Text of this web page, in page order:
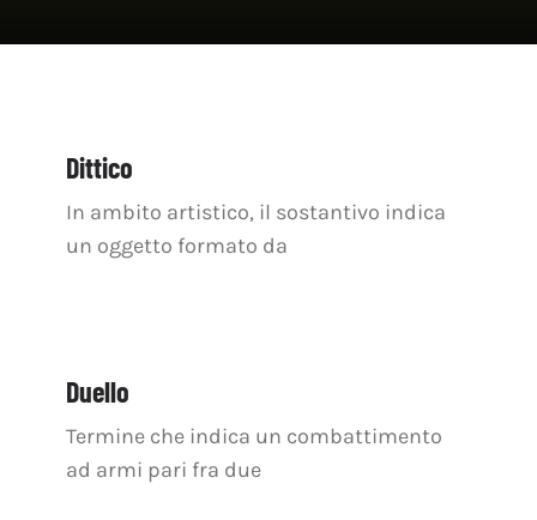
CONTATTI
Dittico
In ambito artistico, il sostantivo indica
un oggetto formato da
Duello
Termine che indica un combattimento
ad armi pari fra due